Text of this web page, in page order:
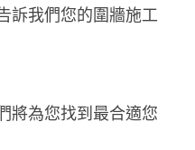
訴我們您的圍牆施工
將為您找到最合適您